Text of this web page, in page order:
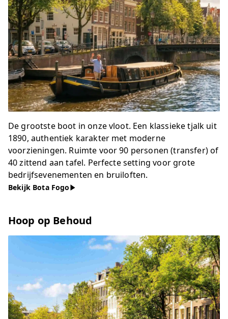
De grootste boot in onze vloot. Een klassieke tjalk uit
1890, authentiek karakter met moderne
voorzieningen. Ruimte voor 90 personen (transfer) of
40 zittend aan tafel. Perfecte setting voor grote
bedrijfsevenementen en bruiloften.
Bekijk Bota Fogo
Hoop op Behoud